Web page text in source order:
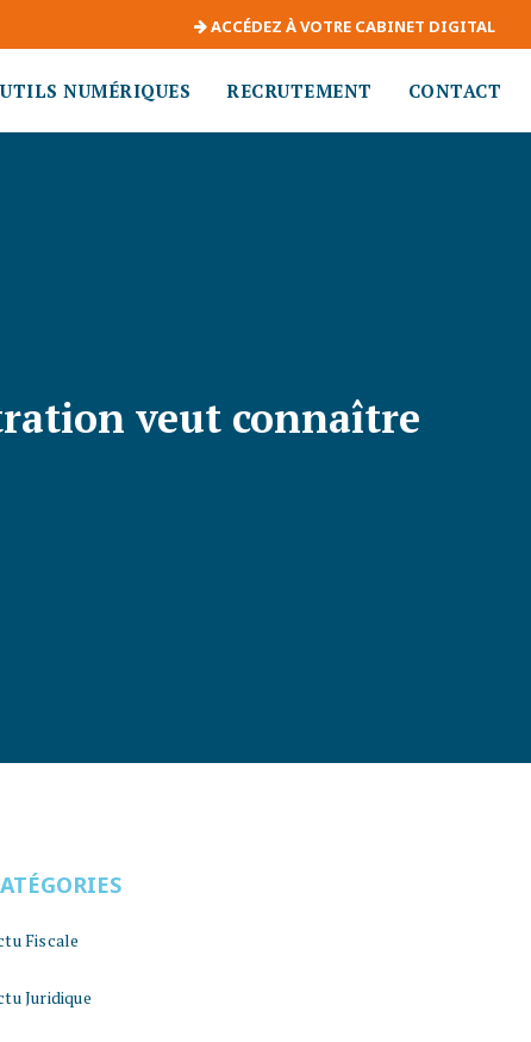
ACCÉDEZ À VOTRE CABINET DIGITAL
NUMÉRIQUES RECRUTEMENT CONTACT
veut connaître
Fiscale
Juridique